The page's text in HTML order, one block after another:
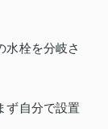
水栓を分岐さ
ず自分で設置